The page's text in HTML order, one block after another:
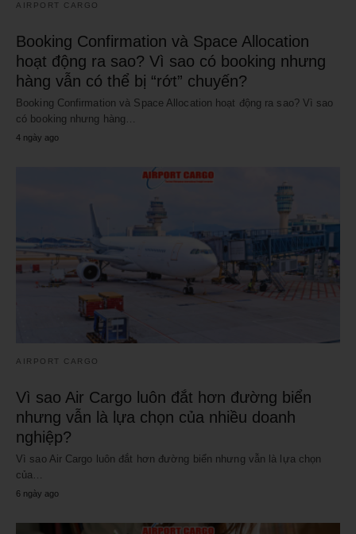
AIRPORT CARGO
Booking Confirmation và Space Allocation
hoạt động ra sao? Vì sao có booking nhưng
hàng vẫn có thể bị “rớt” chuyến?
Booking Confirmation và Space Allocation hoạt động ra sao? Vì sao
có booking nhưng hàng…
4 ngày ago
AIRPORT CARGO
Vì sao Air Cargo luôn đắt hơn đường biển
nhưng vẫn là lựa chọn của nhiều doanh
nghiệp?
Vì sao Air Cargo luôn đắt hơn đường biển nhưng vẫn là lựa chọn
của…
6 ngày ago